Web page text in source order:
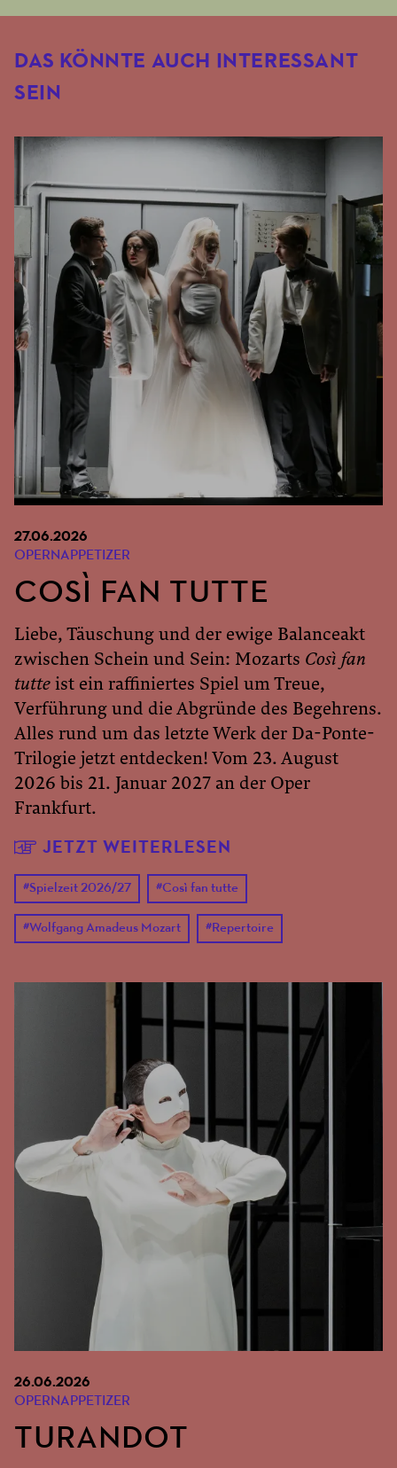
DAS KÖNNTE AUCH INTERESSANT
SEIN
27.06.2026
OPERNAPPETIZER
COSÌ FAN TUTTE
Liebe, Täuschung und der ewige Balanceakt
zwischen Schein und Sein: Mozarts Così fan
tutte ist ein raffiniertes Spiel um Treue,
Verführung und die Abgründe des Begehrens.
Alles rund um das letzte Werk der Da-Ponte-
Trilogie jetzt entdecken! Vom 23. August
2026 bis 21. Januar 2027 an der Oper
Frankfurt.
JETZT WEITERLESEN
#Spielzeit 2026/27 #Così fan tutte
#Wolfgang Amadeus Mozart #Repertoire
26.06.2026
OPERNAPPETIZER
TURANDOT